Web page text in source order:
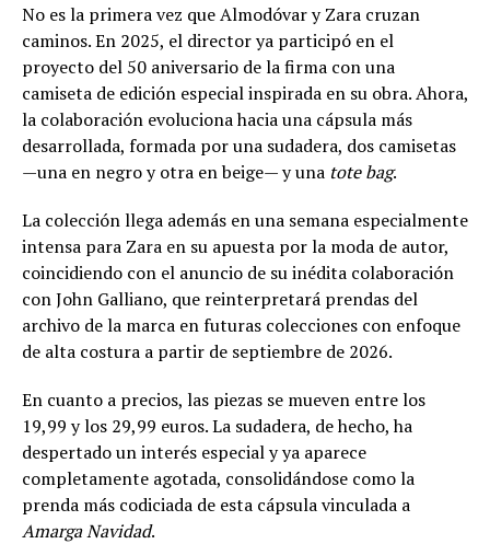
No es la primera vez que Almodóvar y Zara cruzan
caminos. En 2025, el director ya participó en el
proyecto del 50 aniversario de la firma con una
camiseta de edición especial inspirada en su obra. Ahora,
la colaboración evoluciona hacia una cápsula más
desarrollada, formada por una sudadera, dos camisetas
—una en negro y otra en beige— y una tote bag.
La colección llega además en una semana especialmente
intensa para Zara en su apuesta por la moda de autor,
coincidiendo con el anuncio de su inédita colaboración
con John Galliano, que reinterpretará prendas del
archivo de la marca en futuras colecciones con enfoque
de alta costura a partir de septiembre de 2026.
En cuanto a precios, las piezas se mueven entre los
19,99 y los 29,99 euros. La sudadera, de hecho, ha
despertado un interés especial y ya aparece
completamente agotada, consolidándose como la
prenda más codiciada de esta cápsula vinculada a
Amarga Navidad.